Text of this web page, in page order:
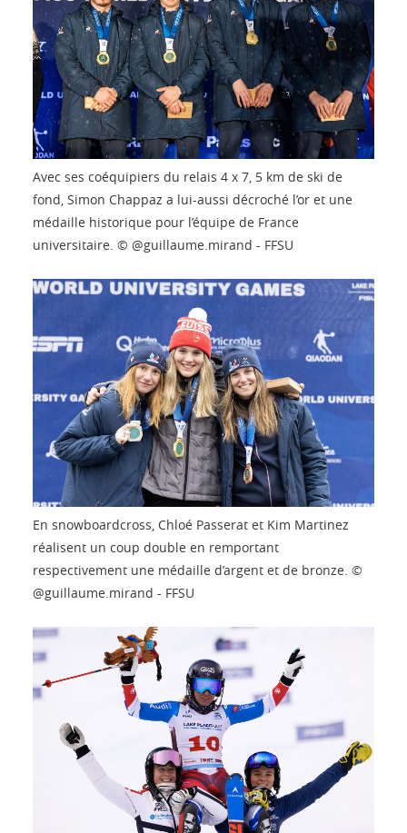
Avec ses coéquipiers du relais 4 x 7, 5 km de ski de
fond, Simon Chappaz a lui-aussi décroché l’or et une
médaille historique pour l’équipe de France
universitaire. © @guillaume.mirand - FFSU
En snowboardcross, Chloé Passerat et Kim Martinez
réalisent un coup double en remportant
respectivement une médaille d’argent et de bronze. ©
@guillaume.mirand - FFSU